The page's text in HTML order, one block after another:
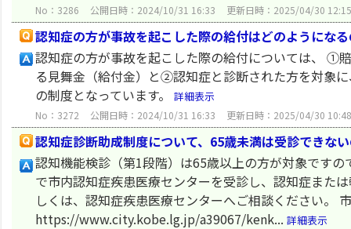
No：3286 公開日時：2024/10/31 16:33 更新日時：2025/04/30 12:15
認知症の方が事故を起こした際の給付はどのようにな
認知症の方が事故を起こした際の給付については、 ①
る見舞金（給付金）と②認知症と診断された方を対象
の制度となっています。
詳細表示
No：3272 公開日時：2024/10/31 16:33 更新日時：2025/04/30 10:48
認知症診断助成制度について、65歳未満は受診できな
認知機能検診（第1段階）は65歳以上の方が対象です
で市内認知症疾患医療センターを受診し、認知症また
しくは、認知症疾患医療センターへご相談ください。
https://www.city.kobe.lg.jp/a39067/kenk... 詳細表示